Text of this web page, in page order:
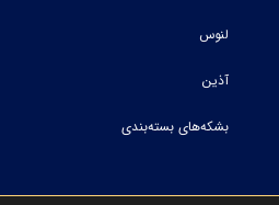
لنوس
آذین
بشکه‌های بسته‌بندی